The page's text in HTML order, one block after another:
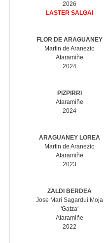
2026
LASTER SALGAI
FLOR DE ARAGUANEY
Martin de Aranezio
Ataramiñe
2024
PIZPIRRI
Ataramiñe
2024
ARAGUANEY LOREA
Martin de Aranezio
Ataramiñe
2023
ZALDI BERDEA
Jose Mari Sagardui Moja
'Gatza'
Ataramiñe
2022